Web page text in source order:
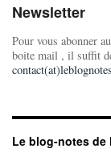
Newsletter
Pour vous abonner
boite mail , il suffit
Le blog-notes de